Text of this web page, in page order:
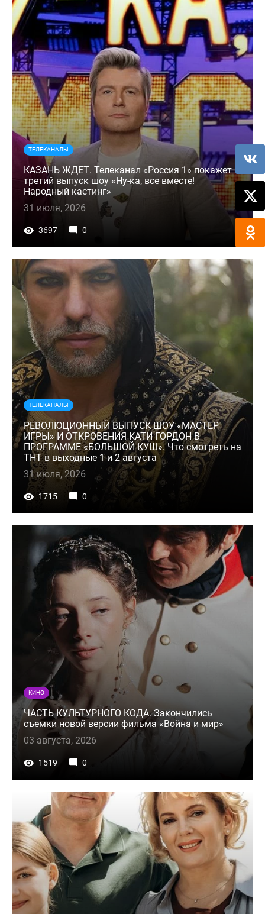
ТЕЛЕКАНАЛЫ
КАЗАНЬ ЖДЕТ. Телеканал «Россия 1» покажет
третий выпуск шоу «Ну-ка, все вместе!
Народный кастинг»
31 июля, 2026
3697 0
ТЕЛЕКАНАЛЫ
РЕВОЛЮЦИОННЫЙ ВЫПУСК ШОУ «МАСТЕР
ИГРЫ» И ОТКРОВЕНИЯ КАТИ ГОРДОН В
ПРОГРАММЕ «БОЛЬШОЙ КУШ». Что смотреть на
ТНТ в выходные 1 и 2 августа
31 июля, 2026
1715 0
КИНО
ЧАСТЬ КУЛЬТУРНОГО КОДА. Закончились
съемки новой версии фильма «Война и мир»
03 августа, 2026
1519 0